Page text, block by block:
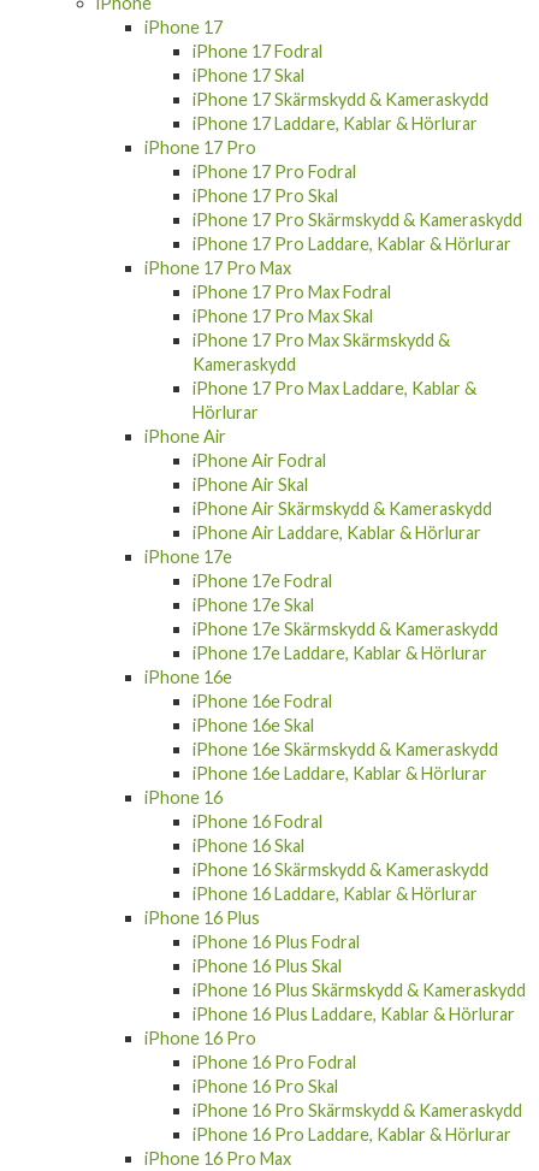
iPhone 17
iPhone 17 Fodral
iPhone 17 Skal
iPhone 17 Skärmskydd & Kameraskydd
iPhone 17 Laddare, Kablar & Hörlurar
iPhone 17 Pro
iPhone 17 Pro Fodral
iPhone 17 Pro Skal
iPhone 17 Pro Skärmskydd & Kameraskydd
iPhone 17 Pro Laddare, Kablar & Hörlurar
iPhone 17 Pro Max
iPhone 17 Pro Max Fodral
iPhone 17 Pro Max Skal
iPhone 17 Pro Max Skärmskydd &
Kameraskydd
iPhone 17 Pro Max Laddare, Kablar &
Hörlurar
iPhone Air
iPhone Air Fodral
iPhone Air Skal
iPhone Air Skärmskydd & Kameraskydd
iPhone Air Laddare, Kablar & Hörlurar
iPhone 17e
iPhone 17e Fodral
iPhone 17e Skal
iPhone 17e Skärmskydd & Kameraskydd
iPhone 17e Laddare, Kablar & Hörlurar
iPhone 16e
iPhone 16e Fodral
iPhone 16e Skal
iPhone 16e Skärmskydd & Kameraskydd
iPhone 16e Laddare, Kablar & Hörlurar
iPhone 16
iPhone 16 Fodral
iPhone 16 Skal
iPhone 16 Skärmskydd & Kameraskydd
iPhone 16 Laddare, Kablar & Hörlurar
iPhone 16 Plus
iPhone 16 Plus Fodral
iPhone 16 Plus Skal
iPhone 16 Plus Skärmskydd & Kameraskydd
iPhone 16 Plus Laddare, Kablar & Hörlurar
iPhone 16 Pro
iPhone 16 Pro Fodral
iPhone 16 Pro Skal
iPhone 16 Pro Skärmskydd & Kameraskydd
iPhone 16 Pro Laddare, Kablar & Hörlurar
iPhone 16 Pro Max